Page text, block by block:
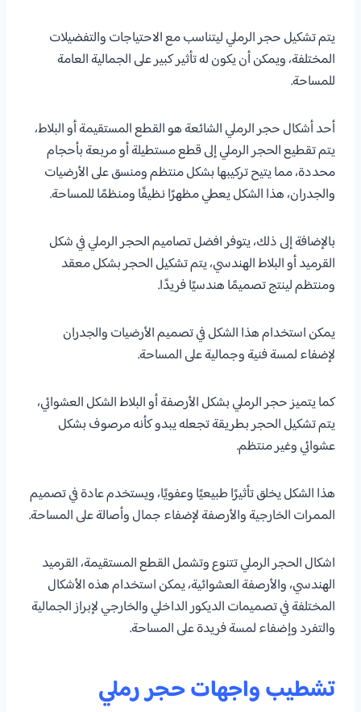
يتم تشكيل حجر الرملي ليتناسب مع الاحتياجات والتفضيلات
المختلفة، ويمكن أن يكون له تأثير كبير على الجمالية العامة
للمساحة.
أحد أشكال حجر الرملي الشائعة هو القطع المستقيمة أو البلاط،
يتم تقطيع الحجر الرملي إلى قطع مستطيلة أو مربعة بأحجام
محددة، مما يتيح تركيبها بشكل منتظم ومنسق على الأرضيات
والجدران، هذا الشكل يعطي مظهرًا نظيفًا ومنظمًا للمساحة.
بالإضافة إلى ذلك، يتوفر افضل تصاميم الحجر الرملي في شكل
القرميد أو البلاط الهندسي، يتم تشكيل الحجر بشكل معقد
ومنتظم لينتج تصميمًا هندسيًا فريدًا.
يمكن استخدام هذا الشكل في تصميم الأرضيات والجدران
لإضفاء لمسة فنية وجمالية على المساحة.
كما يتميز حجر الرملي بشكل الأرصفة أو البلاط الشكل العشوائي،
يتم تشكيل الحجر بطريقة تجعله يبدو كأنه مرصوف بشكل
عشوائي وغير منتظم.
هذا الشكل يخلق تأثيرًا طبيعيًا وعفويًا، ويستخدم عادة في تصميم
الممرات الخارجية والأرصفة لإضفاء جمال وأصالة على المساحة.
اشكال الحجر الرملي تتنوع وتشمل القطع المستقيمة، القرميد
الهندسي، والأرصفة العشوائية، يمكن استخدام هذه الأشكال
المختلفة في تصميمات الديكور الداخلي والخارجي لإبراز الجمالية
والتفرد وإضفاء لمسة فريدة على المساحة.
تشطيب واجهات حجر رملي